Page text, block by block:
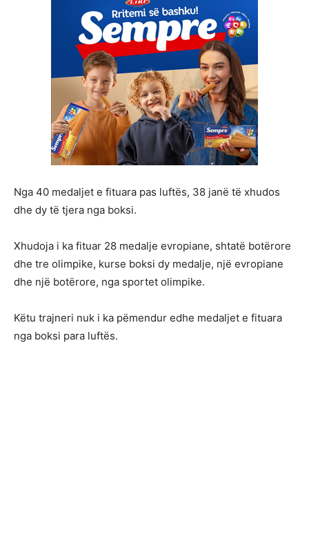
Nga 40 medaljet e fituara pas luftës, 38 janë të xhudos
dhe dy të tjera nga boksi.
Xhudoja i ka fituar 28 medalje evropiane, shtatë botërore
dhe tre olimpike, kurse boksi dy medalje, një evropiane
dhe një botërore, nga sportet olimpike.
Këtu trajneri nuk i ka pëmendur edhe medaljet e fituara
nga boksi para luftës.